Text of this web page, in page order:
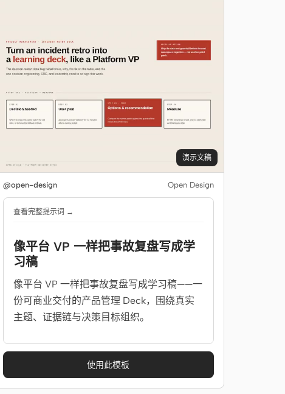
演示文稿
@open-design Open Design
查看完整提示词 →
像平台 VP 一样把事故复盘写成学
习稿
像平台 VP 一样把事故复盘写成学习稿——一
份可商业交付的产品管理 Deck，围绕真实
主题、证据链与决策目标组织。
使用此模板